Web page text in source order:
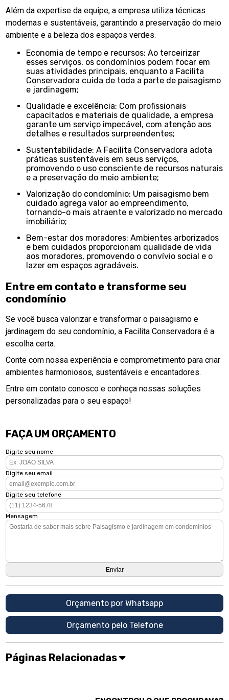
Além da expertise da equipe, a empresa utiliza técnicas
modernas e sustentáveis, garantindo a preservação do meio
ambiente e a beleza dos espaços verdes.
Economia de tempo e recursos: Ao terceirizar
esses serviços, os condomínios podem focar em
suas atividades principais, enquanto a Facilita
Conservadora cuida de toda a parte de paisagismo
e jardinagem;
Qualidade e excelência: Com profissionais
capacitados e materiais de qualidade, a empresa
garante um serviço impecável, com atenção aos
detalhes e resultados surpreendentes;
Sustentabilidade: A Facilita Conservadora adota
práticas sustentáveis em seus serviços,
promovendo o uso consciente de recursos naturais
e a preservação do meio ambiente;
Valorização do condomínio: Um paisagismo bem
cuidado agrega valor ao empreendimento,
tornando-o mais atraente e valorizado no mercado
imobiliário;
Bem-estar dos moradores: Ambientes arborizados
e bem cuidados proporcionam qualidade de vida
aos moradores, promovendo o convívio social e o
lazer em espaços agradáveis.
Entre em contato e transforme seu
condomínio
Se você busca valorizar e transformar o paisagismo e
jardinagem do seu condomínio, a Facilita Conservadora é a
escolha certa.
Conte com nossa experiência e comprometimento para criar
ambientes harmoniosos, sustentáveis e encantadores.
Entre em contato conosco e conheça nossas soluções
personalizadas para o seu espaço!
FAÇA UM ORÇAMENTO
Digite seu nome
Digite seu email
Digite seu telefone
Mensagem
Orçamento por Whatsapp
Orçamento pelo Telefone
Páginas Relacionadas